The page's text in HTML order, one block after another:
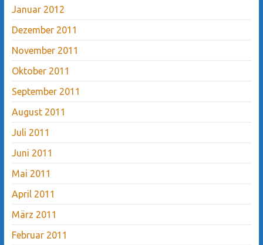
Januar 2012
Dezember 2011
November 2011
Oktober 2011
September 2011
August 2011
Juli 2011
Juni 2011
Mai 2011
April 2011
März 2011
Februar 2011